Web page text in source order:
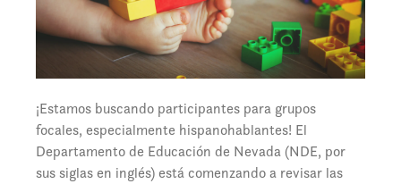
¡Estamos buscando participantes para grupos
focales, especialmente hispanohablantes! El
Departamento de Educación de Nevada (NDE, por
sus siglas en inglés) está comenzando a revisar las